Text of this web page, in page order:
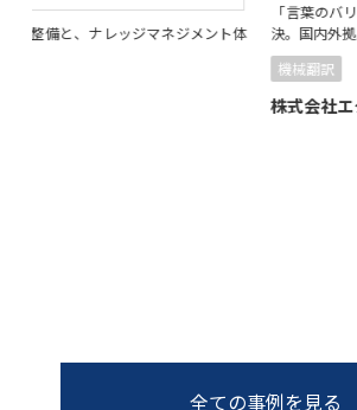
「言葉のバリアフリー」という方針のもと、フ
決。国内外拠点での業務に幅広く活用。
全ての事例を見る